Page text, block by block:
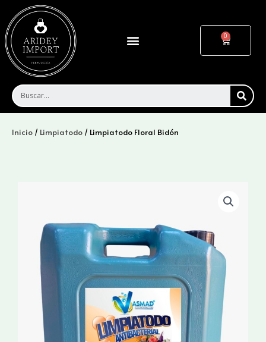
contenido
Menu Cart
Inicio / Limpiatodo / Limpiatodo Floral Bidón